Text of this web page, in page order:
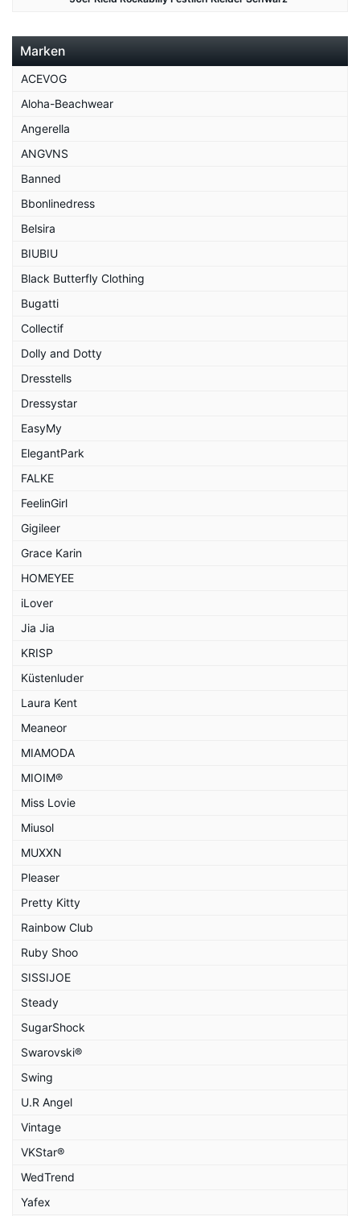
Marken
ACEVOG
Aloha-Beachwear
Angerella
ANGVNS
Banned
Bbonlinedress
Belsira
BIUBIU
Black Butterfly Clothing
Bugatti
Collectif
Dolly and Dotty
Dresstells
Dressystar
EasyMy
ElegantPark
FALKE
FeelinGirl
Gigileer
Grace Karin
HOMEYEE
iLover
Jia Jia
KRISP
Küstenluder
Laura Kent
Meaneor
MIAMODA
MIOIM®
Miss Lovie
Miusol
MUXXN
Pleaser
Pretty Kitty
Rainbow Club
Ruby Shoo
SISSIJOE
Steady
SugarShock
Swarovski®
Swing
U.R Angel
Vintage
VKStar®
WedTrend
Yafex